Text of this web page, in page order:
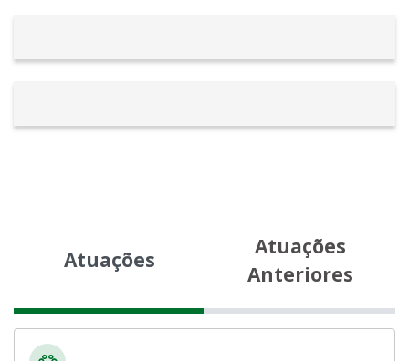
Atuações
Atuações
Anteriores